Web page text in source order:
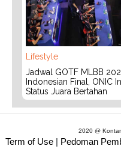
Lifestyle
Jadwal GOTF MLBB
Indonesian Final, ONIC
Status Juara Bertahan
2020 @
Term of Use Pedoman